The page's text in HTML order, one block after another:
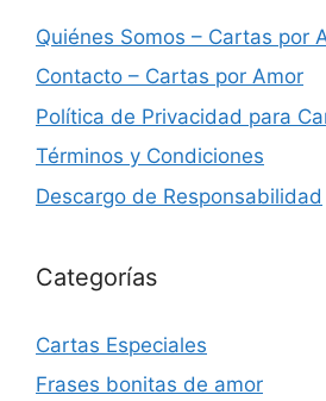
Quiénes Somos – Cartas por
Contacto – Cartas por Amor
Política de Privacidad para
Términos y Condiciones
Descargo de Responsabilidad
Categorías
Cartas Especiales
Frases bonitas de amor